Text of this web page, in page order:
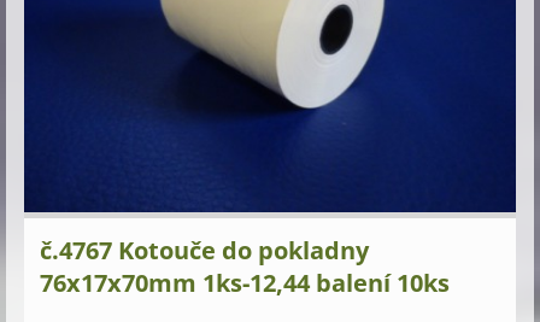
č.4767 Kotouče do pokladny
76x17x70mm 1ks-12,44 balení 10ks